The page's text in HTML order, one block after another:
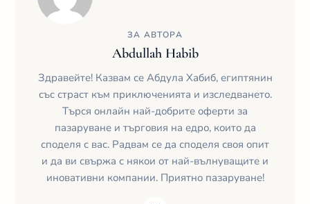
ЗА АВТОРА
Abdullah Habib
Здравейте! Казвам се Абдула Хабиб, египтянин
със страст към приключенията и изследването.
Търся онлайн най-добрите оферти за
пазаруване и търговия на едро, които да
споделя с вас. Радвам се да споделя своя опит
и да ви свържа с някои от най-вълнуващите и
иновативни компании. Приятно пазаруване!